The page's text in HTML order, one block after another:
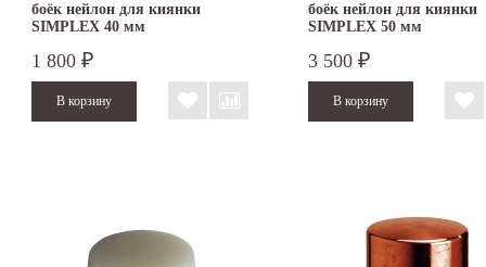
боёк нейлон для киянки
SIMPLEX 40 мм
1 800 ₽
боёк нейлон для киянки
SIMPLEX 50 мм
3 500 ₽